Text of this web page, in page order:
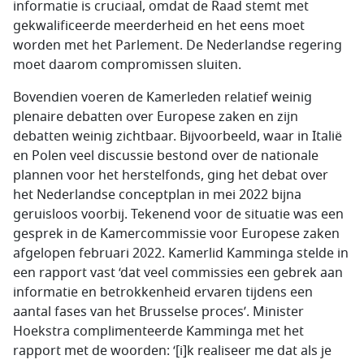
informatie is cruciaal, omdat de Raad stemt met
gekwalificeerde meerderheid en het eens moet
worden met het Parlement. De Nederlandse regering
moet daarom compromissen sluiten.
Bovendien voeren de Kamerleden relatief weinig
plenaire debatten over Europese zaken en zijn
debatten weinig zichtbaar. Bijvoorbeeld, waar in Italië
en Polen veel discussie bestond over de nationale
plannen voor het herstelfonds, ging het debat over
het Nederlandse conceptplan in mei 2022 bijna
geruisloos voorbij. Tekenend voor de situatie was een
gesprek in de Kamercommissie voor Europese zaken
afgelopen februari 2022. Kamerlid Kamminga stelde in
een rapport vast ‘dat veel commissies een gebrek aan
informatie en betrokkenheid ervaren tijdens een
aantal fases van het Brusselse proces’. Minister
Hoekstra complimenteerde Kamminga met het
rapport met de woorden: ‘[i]k realiseer me dat als je